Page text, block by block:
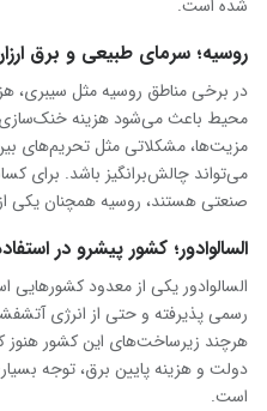
شده است.
روسیه؛ سرمای طبیعی و برق
در برخی مناطق روسیه مثل سیبری،
محیط باعث می‌شود هزینه خنک‌سازی
مزیت‌ها، مشکلاتی مثل تحریم‌های
می‌تواند چالش‌برانگیز باشد. برای
صنعتی هستند، روسیه همچنان
السالوادور؛ کشور پیشرو در
السالوادور یکی از معدود
رسمی پذیرفته و حتی از انرژی
هرچند زیرساخت‌های این کشور
دولت و هزینه پایین برق، توجه
است.